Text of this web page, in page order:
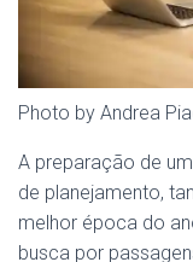
Photo by Andrea
A preparação de
de planejamento,
melhor época do
busca por